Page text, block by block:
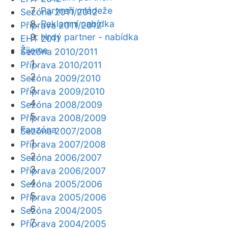
Partneři mládeže
Reklamní nabídka
Hrdý partner - nabídka
Žijeme
Fanzóna
Sezóna 2011/2012
Příprava 2011/2012
EHT 2011
Sezóna 2010/2011
Příprava 2010/2011
Sezóna 2009/2010
Příprava 2009/2010
Sezóna 2008/2009
Příprava 2008/2009
Sezóna 2007/2008
Příprava 2007/2008
Sezóna 2006/2007
Příprava 2006/2007
Sezóna 2005/2006
Příprava 2005/2006
Sezóna 2004/2005
Příprava 2004/2005